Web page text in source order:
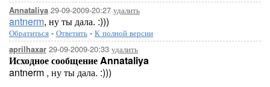
Annataliya 29-09-2009-20:27 удалить
antnerm, ну ты дала. :)))
Обратиться - Ответить - К полной версии
aprilhaxar 29-09-2009-20:33 удалить
Исходное сообщение Annataliya
antnerm , ну ты дала. :)))